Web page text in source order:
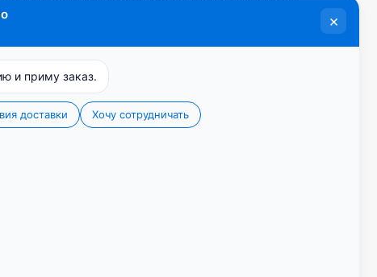
мягкая и хорошо драпируется, можно
портьеры, так и на римские шторы.
основы рекомендуем использовать